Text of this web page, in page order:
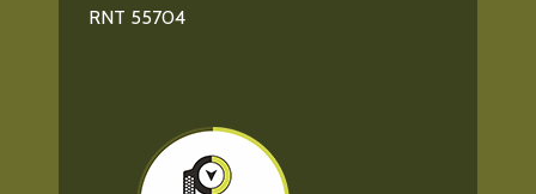
RNT 55704